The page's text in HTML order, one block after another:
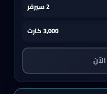
2 سيرفر
3,000 كارت